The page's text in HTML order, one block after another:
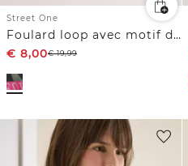
Street One
Foulard loop avec motif de feuilles
€ 8,00€19,99